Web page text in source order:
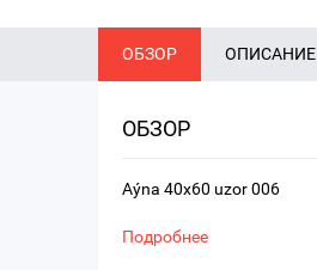
ОБЗОР ОПИСАНИЕ
ОБЗОР
Aýna 40x60 uzor 006
Подробнее